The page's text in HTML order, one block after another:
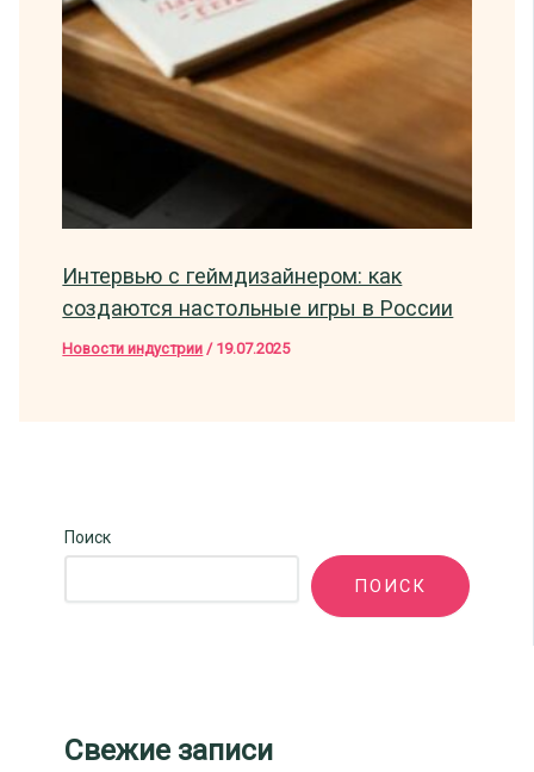
Интервью с геймдизайнером: как
создаются настольные игры в России
Новости индустрии / 19.07.2025
Поиск
ПОИСК
Свежие записи